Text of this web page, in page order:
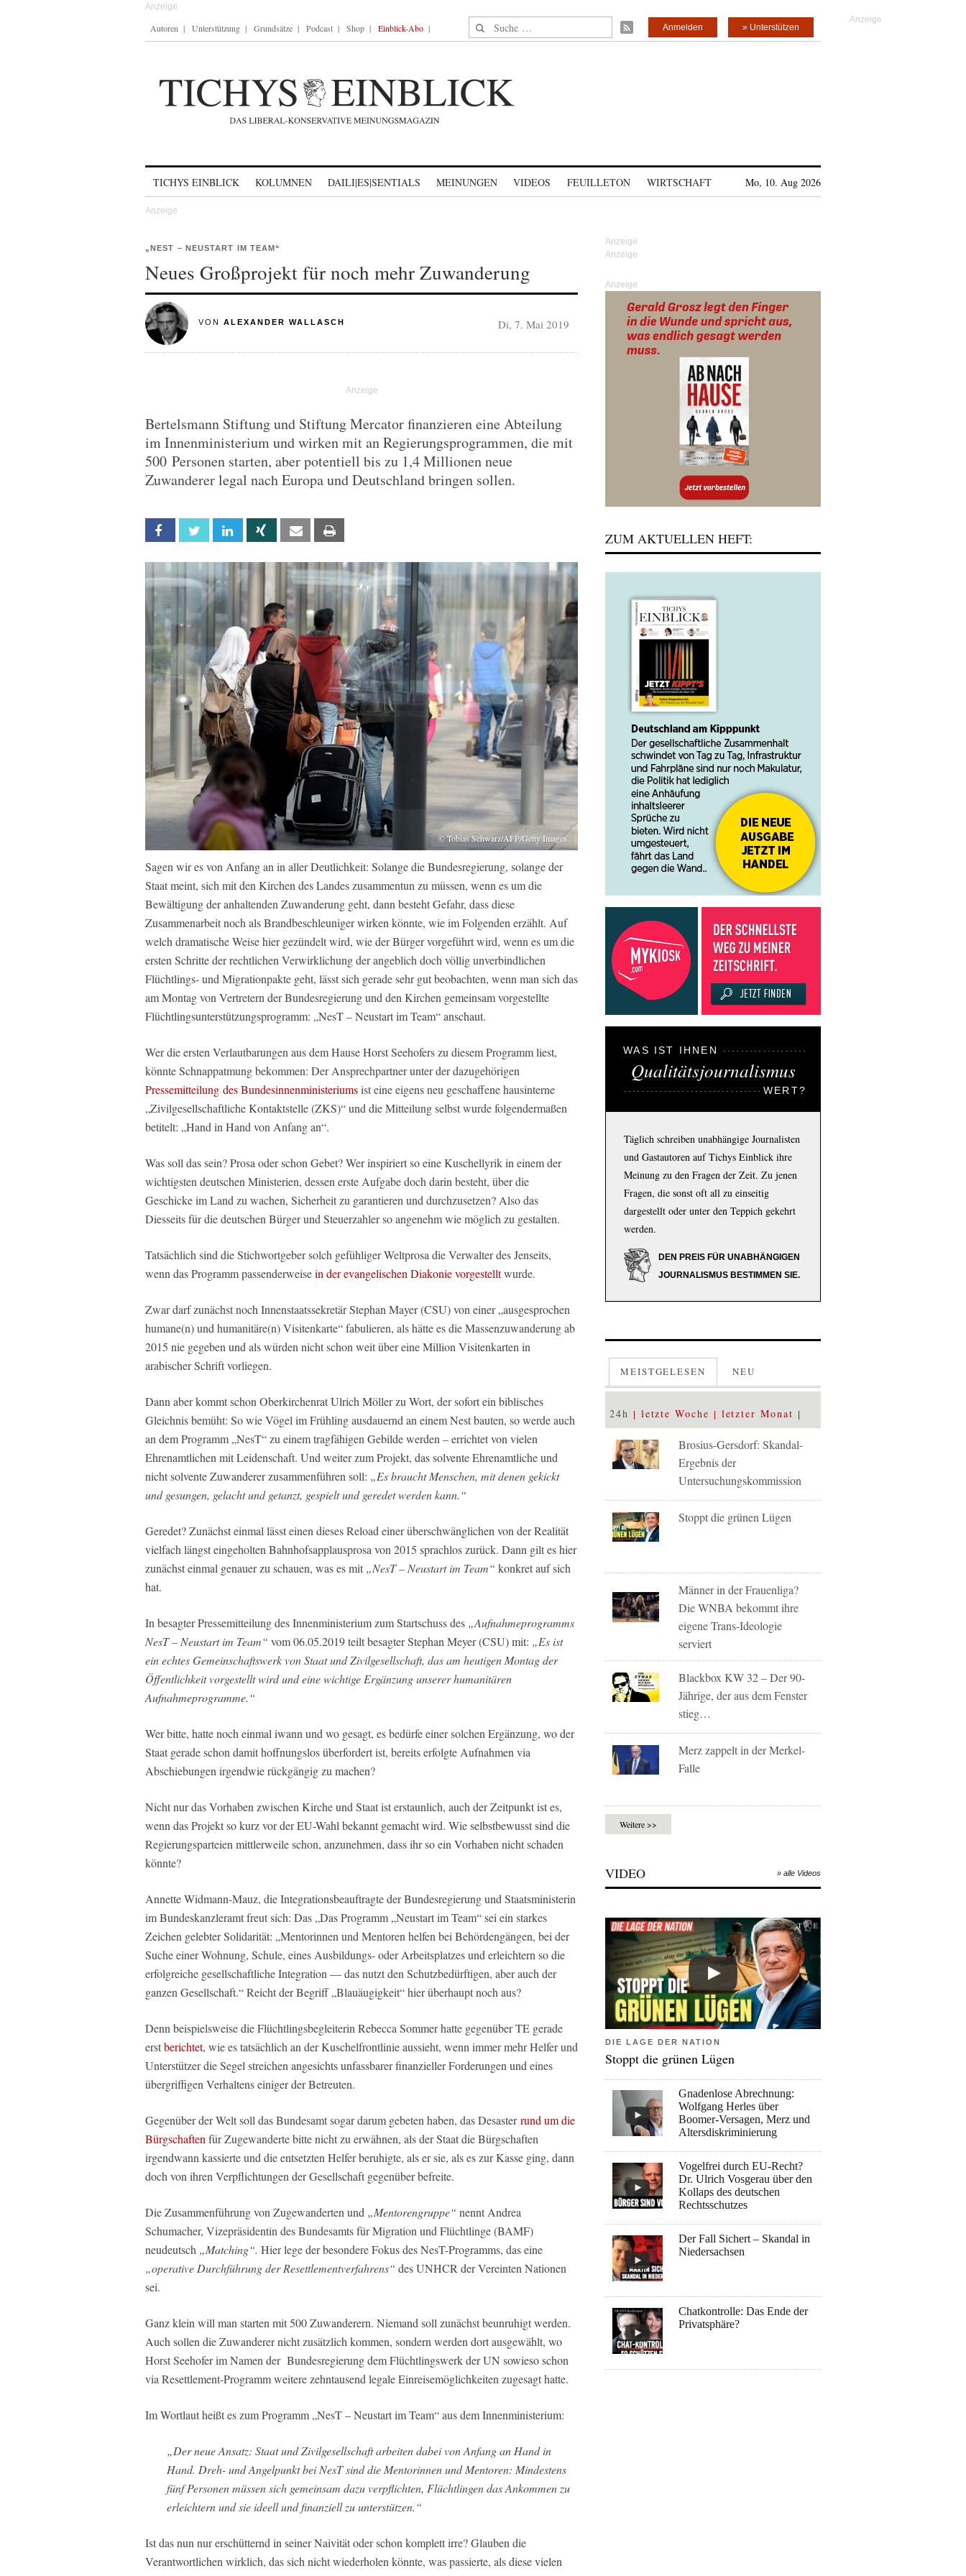
Autoren Unterstützung Grundsätze Podcast Shop Einblick-Abo Suche nach: » Unterstützen
Anmelden
TICHYS EINBLICK KOLUMNEN DAILI|ES|SENTIALS MEINUNGEN VIDEOS FEUILLETON WIRTSCHAFT Mo, 10. Aug 2026
„NEST – NEUSTART IM TEAM“
Neues Großprojekt für noch mehr Zuwanderung
VON ALEXANDER WALLASCH Di, 7. Mai 2019
Bertelsmann Stiftung und Stiftung Mercator finanzieren eine Abteilung
im Innenministerium und wirken mit an Regierungsprogrammen, die mit
500 Personen starten, aber potentiell bis zu 1,4 Millionen neue
Zuwanderer legal nach Europa und Deutschland bringen sollen.
Facebook Twitter Linkedin Xing Email
© Tobias Schwarz/AFP/Getty Images
Sagen wir es von Anfang an in aller Deutlichkeit: Solange die Bundesregierung, solange der
Staat meint, sich mit den Kirchen des Landes zusammentun zu müssen, wenn es um die
Bewältigung der anhaltenden Zuwanderung geht, dann besteht Gefahr, dass diese
Zusammenarbeit noch als Brandbeschleuniger wirken könnte, wie im Folgenden erzählt. Auf
welch dramatische Weise hier gezündelt wird, wie der Bürger vorgeführt wird, wenn es um die
ersten Schritte der rechtlichen Verwirklichung der angeblich doch völlig unverbindlichen
Flüchtlings- und Migrationpakte geht, lässt sich gerade sehr gut beobachten, wenn man sich das
am Montag von Vertretern der Bundesregierung und den Kirchen gemeinsam vorgestellte
Flüchtlingsunterstützungsprogramm: „NesT – Neustart im Team“ anschaut.
Wer die ersten Verlautbarungen aus dem Hause Horst Seehofers zu diesem Programm liest,
könnte Schnappatmung bekommen: Der Ansprechpartner unter der dazugehörigen
Pressemitteilung des Bundesinnenministeriumsist eine eigens neu geschaffene hausinterne
„Zivilgesellschaftliche Kontaktstelle (ZKS)“ und die Mitteilung selbst wurde folgendermaßen
betitelt: „Hand in Hand von Anfang an“.
Was soll das sein? Prosa oder schon Gebet? Wer inspiriert so eine Kuschellyrik in einem der
wichtigsten deutschen Ministerien, dessen erste Aufgabe doch darin besteht, über die
Geschicke im Land zu wachen, Sicherheit zu garantieren und durchzusetzen? Also das
Diesseits für die deutschen Bürger und Steuerzahler so angenehm wie möglich zu gestalten.
Tatsächlich sind die Stichwortgeber solch gefühliger Weltprosa die Verwalter des Jenseits,
wenn das Programm passenderweisein der evangelischen Diakonie vorgestelltwurde.
Zwar darf zunächst noch Innenstaatssekretär Stephan Mayer (CSU) von einer „ausgesprochen
humane(n) und humanitäre(n) Visitenkarte“ fabulieren, als hätte es die Massenzuwanderung ab
2015 nie gegeben und als würden nicht schon weit über eine Million Visitenkarten in
arabischer Schrift vorliegen.
Dann aber kommt schon Oberkirchenrat Ulrich Möller zu Wort, der sofort ein biblisches
Gleichnis bemüht: So wie Vögel im Frühling ausdauernd an einem Nest bauten, so werde auch
an dem Programm „NesT“ zu einem tragfähigen Gebilde werden – errichtet von vielen
Ehrenamtlichen mit Leidenschaft. Und weiter zum Projekt, das solvente Ehrenamtliche und
nicht solvente Zuwanderer zusammenführen soll: „Es braucht Menschen, mit denen gekickt
und gesungen, gelacht und getanzt, gespielt und geredet werden kann.“
Geredet? Zunächst einmal lässt einen dieses Reload einer überschwänglichen von der Realität
vielfach längst eingeholten Bahnhofsapplausprosa von 2015 sprachlos zurück. Dann gilt es hier
zunächst einmal genauer zu schauen, was es mit „NesT – Neustart im Team“ konkret auf sich
hat.
In besagter Pressemitteilung des Innenministerium zum Startschuss des „Aufnahmeprogramms
NesT – Neustart im Team“ vom 06.05.2019 teilt besagter Stephan Meyer (CSU) mit: „Es ist
ein echtes Gemeinschaftswerk von Staat und Zivilgesellschaft, das am heutigen Montag der
Öffentlichkeit vorgestellt wird und eine wichtige Ergänzung unserer humanitären
Aufnahmeprogramme.“
Wer bitte, hatte noch einmal iwann und wo gesagt, es bedürfe einer solchen Ergänzung, wo der
Staat gerade schon damit hoffnungslos überfordert ist, bereits erfolgte Aufnahmen via
Abschiebungen irgendwie rückgängig zu machen?
Nicht nur das Vorhaben zwischen Kirche und Staat ist erstaunlich, auch der Zeitpunkt ist es,
wenn das Projekt so kurz vor der EU-Wahl bekannt gemacht wird. Wie selbstbewusst sind die
Regierungsparteien mittlerweile schon, anzunehmen, dass ihr so ein Vorhaben nicht schaden
könnte?
Annette Widmann-Mauz, die Integrationsbeauftragte der Bundesregierung und Staatsministerin
im Bundeskanzleramt freut sich: Das „Das Programm „Neustart im Team“ sei ein starkes
Zeichen gelebter Solidarität: „Mentorinnen und Mentoren helfen bei Behördengängen, bei der
Suche einer Wohnung, Schule, eines Ausbildungs- oder Arbeitsplatzes und erleichtern so die
erfolgreiche gesellschaftliche Integration — das nutzt den Schutzbedürftigen, aber auch der
ganzen Gesellschaft.“ Reicht der Begriff „Blauäugigkeit“ hier überhaupt noch aus?
Denn beispielsweise die Flüchtlingsbegleiterin Rebecca Sommer hatte gegenüber TE gerade
erstberichtet, wie es tatsächlich an der Kuschelfrontlinie aussieht, wenn immer mehr Helfer und
Unterstützer die Segel streichen angesichts unfassbarer finanzieller Forderungen und eines
übergriffigen Verhaltens einiger der Betreuten.
Gegenüber der Welt soll das Bundesamt sogar darum gebeten haben, das Desasterrund um die
Bürgschaften für Zugewanderte bitte nicht zu erwähnen, als der Staat die Bürgschaften
irgendwann kassierte und die entsetzten Helfer beruhigte, als er sie, als es zur Kasse ging, dann
doch von ihren Verpflichtungen der Gesellschaft gegenüber befreite.
Die Zusammenführung von Zugewanderten und „Mentorengruppe“ nennt Andrea
Schumacher, Vizepräsidentin des Bundesamts für Migration und Flüchtlinge (BAMF)
neudeutsch „Matching“. Hier lege der besondere Fokus des NesT-Programms, das eine
„operative Durchführung der Resettlementverfahrens“ des UNHCR der Vereinten Nationen
sei.
Ganz klein will man starten mit 500 Zuwanderern. Niemand soll zunächst beunruhigt werden.
Auch sollen die Zuwanderer nicht zusätzlich kommen, sondern werden dort ausgewählt, wo
Horst Seehofer im Namen der Bundesregierung dem Flüchtlingswerk der UN sowieso schon
via Resettlement-Programm weitere zehntausend legale Einreisemöglichkeiten zugesagt hatte.
Im Wortlaut heißt es zum Programm „NesT – Neustart im Team“ aus dem Innenministerium:
„Der neue Ansatz: Staat und Zivilgesellschaft arbeiten dabei von Anfang an Hand in
Hand. Dreh- und Angelpunkt bei NesT sind die Mentorinnen und Mentoren: Mindestens
fünf Personen müssen sich gemeinsam dazu verpflichten, Flüchtlingen das Ankommen zu
erleichtern und sie ideell und finanziell zu unterstützen.“
Ist das nun nur erschütternd in seiner Naivität oder schon komplett irre? Glauben die
Verantwortlichen wirklich, das sich nicht wiederholen könnte, was passierte, als diese vielen
Anzeige
ZUM AKTUELLEN HEFT:
WAS IST IHNEN
Qualitätsjournalismus
WERT?
Täglich schreiben unabhängige Journalisten
und Gastautoren auf Tichys Einblick ihre
Meinung zu den Fragen der Zeit. Zu jenen
Fragen, die sonst oft all zu einseitig
dargestellt oder unter den Teppich gekehrt
werden.
DEN PREIS FÜR UNABHÄNGIGEN
JOURNALISMUS BESTIMMEN SIE.
MEISTGELESEN NEU
24h letzte Woche letzter Monat
Brosius-Gersdorf: Skandal-
Ergebnis der
Untersuchungskommission
Stoppt die grünen Lügen
Männer in der Frauenliga?
Die WNBA bekommt ihre
eigene Trans-Ideologie
serviert
Blackbox KW 32 – Der 90-
Jährige, der aus dem Fenster
stieg…
Merz zappelt in der Merkel-
Falle
Weitere >>
VIDEO » alle Videos
DIE LAGE DER NATION
Stoppt die grünen Lügen
Gnadenlose Abrechnung:
Wolfgang Herles über
Boomer-Versagen, Merz und
Altersdiskriminierung
Vogelfrei durch EU-Recht?
Dr. Ulrich Vosgerau über den
Kollaps des deutschen
Rechtsschutzes
Der Fall Sichert – Skandal in
Niedersachsen
Chatkontrolle: Das Ende der
Privatsphäre?